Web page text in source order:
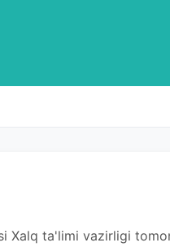
Xalq ta'limi vazirligi